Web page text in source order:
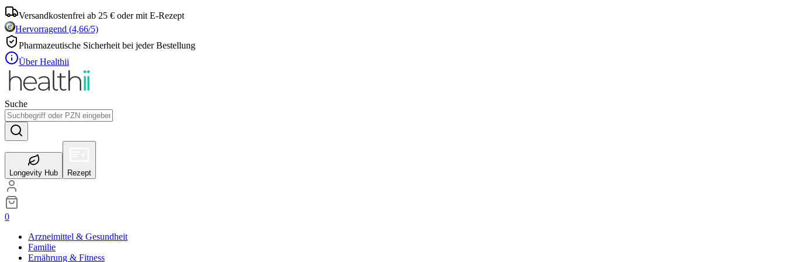
Versandkostenfrei ab 25 € oder mit E-Rezept
Hervorragend (4,66/5)
Pharmazeutische Sicherheit bei jeder Bestellung
Über Healthii
Suche
Longevity Hub Rezept
0
Arzneimittel & Gesundheit
Familie
Ernährung & Fitness